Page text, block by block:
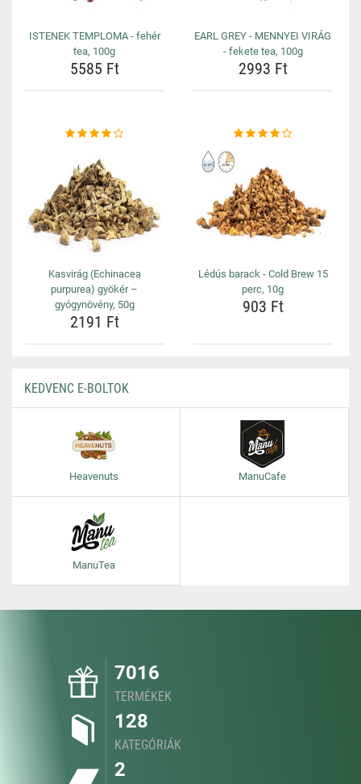
ISTENEK TEMPLOMA - fehér
tea, 100g
5585 Ft
EARL GREY - MENNYEI VIRÁG
- fekete tea, 100g
2993 Ft
Kasvirág (Echinacea
purpurea) gyökér –
gyógynövény, 50g
2191 Ft
Lédús barack - Cold Brew 15
perc, 10g
903 Ft
KEDVENC E-BOLTOK
Heavenuts ManuCafe
ManuTea
7016
TERMÉKEK
128
KATEGÓRIÁK
2